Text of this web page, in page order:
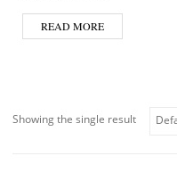
READ MORE
Showing the single result